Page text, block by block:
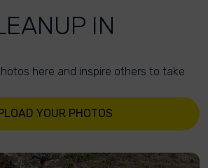
IN
here and inspire others to take
YOUR PHOTOS